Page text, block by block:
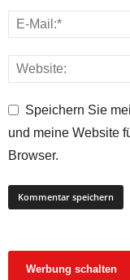
Speichern Sie
und meine Website
Browser.
Werbung schalten